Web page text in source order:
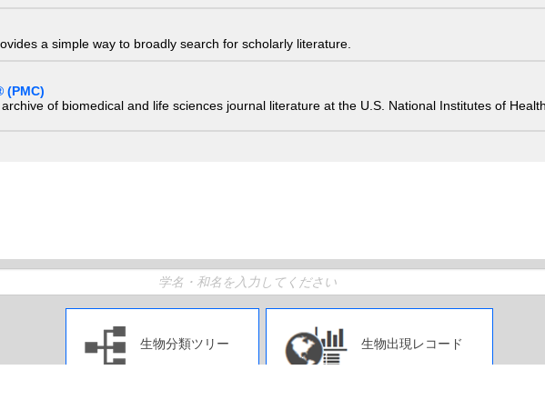
a simple way to broadly search for scholarly literature.
(PMC)
of biomedical and life sciences journal literature at the U.S. National Institutes of
生物分類ツリー 生物出現レコード